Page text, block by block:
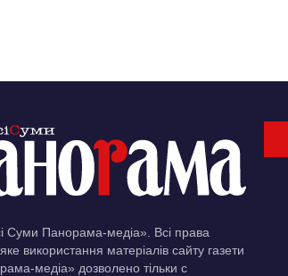
Суми Панорама-медіа». Всі права
використання матеріалів сайту газети
медіа» дозволено тільки c